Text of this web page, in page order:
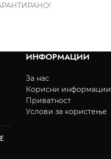
ИНФОРМАЦИИ
За нас
Корисни информации
Приватност
Услови за користење